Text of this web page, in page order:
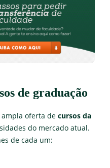
de graduação
ampla oferta de cursos da
do mercado atual.
de cada um: